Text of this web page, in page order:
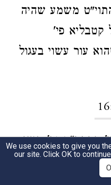
משמע שהיה
קטבליא פי'
עור עשוי בעגול
הרמב"ם וכ' העני
כי עני הוא.
We use cookies to give you
our site. Click OK to